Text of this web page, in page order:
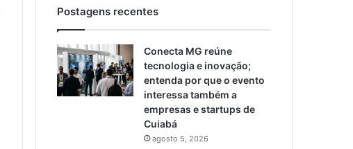
Postagens recentes
Conecta MG reúne
tecnologia e inovação;
entenda por que o evento
interessa também a
empresas e startups de
Cuiabá
agosto 5, 2026